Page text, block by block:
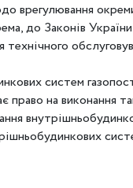
врегулювання
до Законів
систем
на виконання